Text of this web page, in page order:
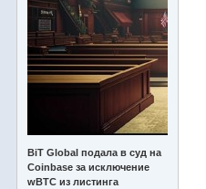
BiT Global подала в суд на
Coinbase за исключение
wBTC из листинга